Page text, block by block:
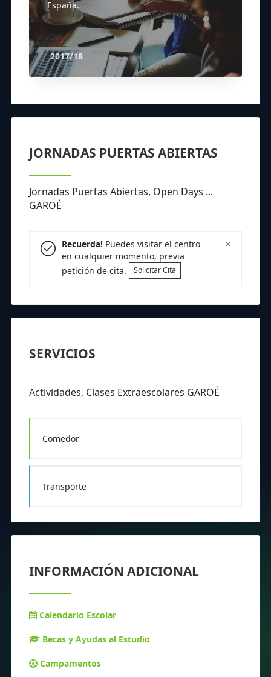
España.
2017/18
JORNADAS PUERTAS ABIERTAS
Jornadas Puertas Abiertas, Open Days ...
GAROÉ
×
Recuerda!Puedes visitar el centro
en cualquier momento, previa
petición de cita.
Solicitar Cita
SERVICIOS
Actividades, Clases Extraescolares GAROÉ
Comedor
Transporte
INFORMACIÓN ADICIONAL
Calendario Escolar
Becas y Ayudas al Estudio
Campamentos